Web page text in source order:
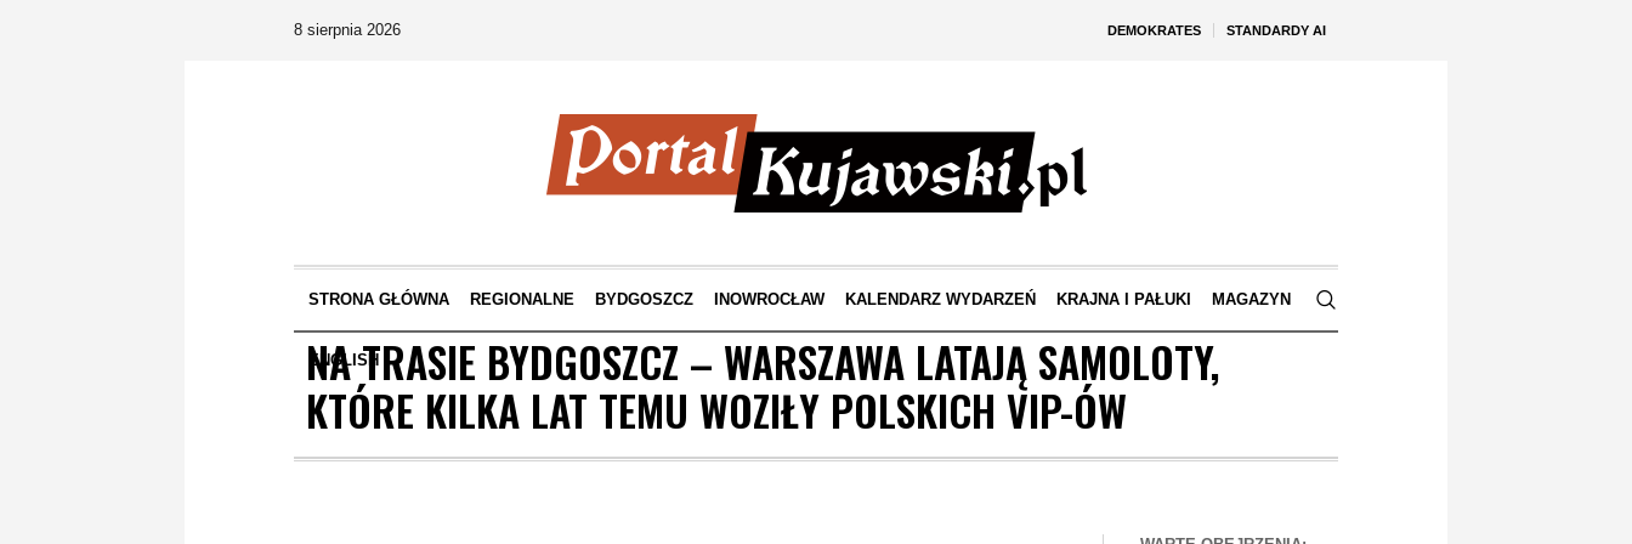
DEMOKRATES STANDARDY AI
8 sierpnia 2026
STRONA GŁÓWNA REGIONALNE BYDGOSZCZ INOWROCŁAW KALENDARZ WYDARZEŃ KRAJNA I PAŁUKI MAGAZYN
ENGLISH
NA TRASIE BYDGOSZCZ – WARSZAWA LATAJĄ SAMOLOTY,
KTÓRE KILKA LAT TEMU WOZIŁY POLSKICH VIP-ÓW